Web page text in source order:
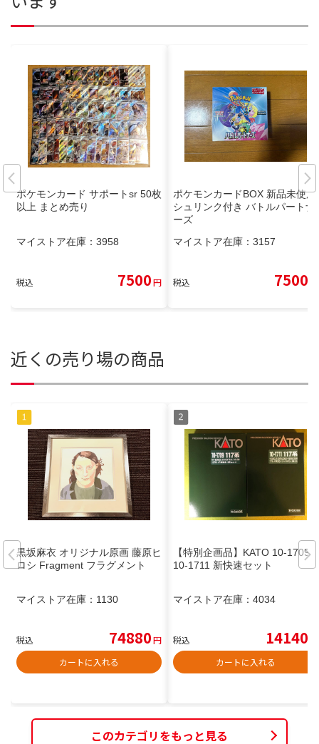
ポケモンカード サポートsr 50枚
以上 まとめ売り
マイストア在庫： 3958
税込 7500円
ポケモンカードBOX 新品未使用
シュリンク付き バトルパートナ
ーズ
マイストア在庫： 3157
税込 7500
近くの売り場の商品
黒坂麻衣 オリジナル原画 藤原ヒ
ロシ Fragment フラグメント
マイストア在庫： 1130
税込 74880円
カートに入れる
【特別企画品】KATO 10-1709 /
10-1711 新快速セット
マイストア在庫： 4034
税込 14140
カートに入れる
このカテゴリをもっと見る